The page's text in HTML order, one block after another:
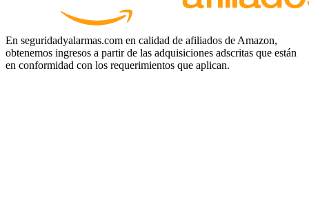
En seguridadyalarmas.com en calidad de afiliados de Amazon,
obtenemos ingresos a partir de las adquisiciones adscritas que están
en conformidad con los requerimientos que aplican.